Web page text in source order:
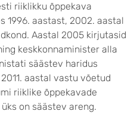
riiklikku õppekava
1996. aastast, 2002. aastal
Aastal 2005 kirjutasid
keskkonnaminister alla
säästev haridus
aastal vastu võetud
riiklike õppekavade
on säästev areng.